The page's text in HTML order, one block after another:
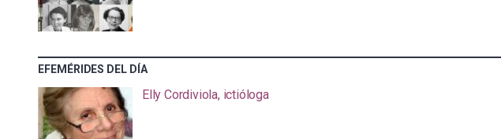
EFEMÉRIDES DEL DÍA
Elly Cordiviola, ictióloga